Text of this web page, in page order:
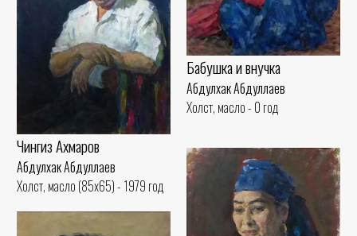
Бабушка и внучка
Абдулхак Абдуллаев
Холст, масло - 0 год
Чингиз Ахмаров
Абдулхак Абдуллаев
Холст, масло (85x65) - 1979 год